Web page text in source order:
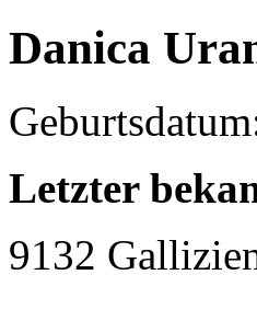
Danica
Letzter
9132